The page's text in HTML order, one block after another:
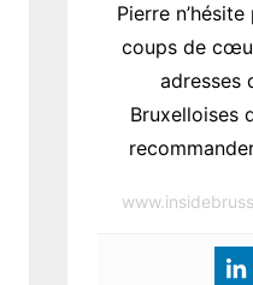
Pierre
coups de
adresses
Bruxelloises